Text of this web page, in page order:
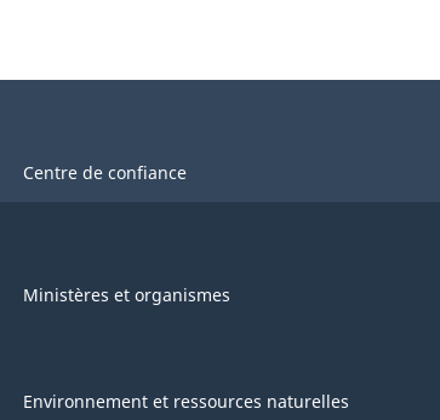
Centre de confiance
Ministères et organismes
Environnement et ressources naturelles